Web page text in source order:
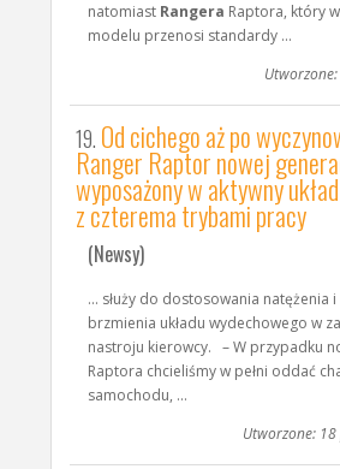
natomiast Rangera Raptora, który
modelu przenosi standardy ...
19. Od cichego aż po
Ranger Raptor nowej
wyposażony w aktywny
z czterema trybami pracy
(Newsy)
... służy do dostosowania natężenia i
brzmienia układu wydechowego w
nastroju kierowcy. – W przypadku
Raptora chcieliśmy w pełni oddać
samochodu, ...
Utworzone: